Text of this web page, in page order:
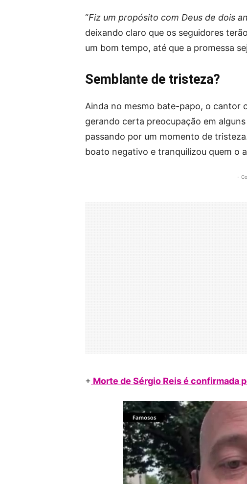
“Fiz um propósito com Deus de dois
deixando claro que os seguidores
um bom tempo, até que a promessa
Semblante de tristeza?
Ainda no mesmo bate-papo, o cantor
gerando certa preocupação em
passando por um momento de
boato negativo e tranquilizou quem o
-
+ Morte de Sérgio Reis é confirmada